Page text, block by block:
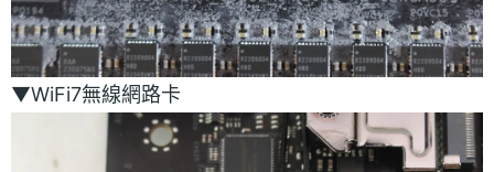
▼WiFi7無線網路卡